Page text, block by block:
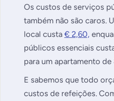
Os custos de serviços
também não são caros.
local custa € 2,60,
públicos essenciais
para um apartamento de
E sabemos que todo
custos de refeições.